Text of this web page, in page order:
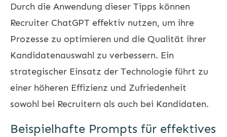
Durch die Anwendung dieser Tipps können
Recruiter ChatGPT effektiv nutzen, um ihre
Prozesse zu optimieren und die Qualität ihrer
Kandidatenauswahl zu verbessern. Ein
strategischer Einsatz der Technologie führt zu
einer höheren Effizienz und Zufriedenheit
sowohl bei Recruitern als auch bei Kandidaten.
Beispielhafte Prompts für effektives